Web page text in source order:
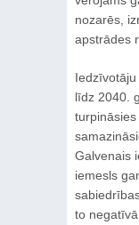
nozarēs,
apstrādes
līdz 2040.
Galvenais
iemesls
to